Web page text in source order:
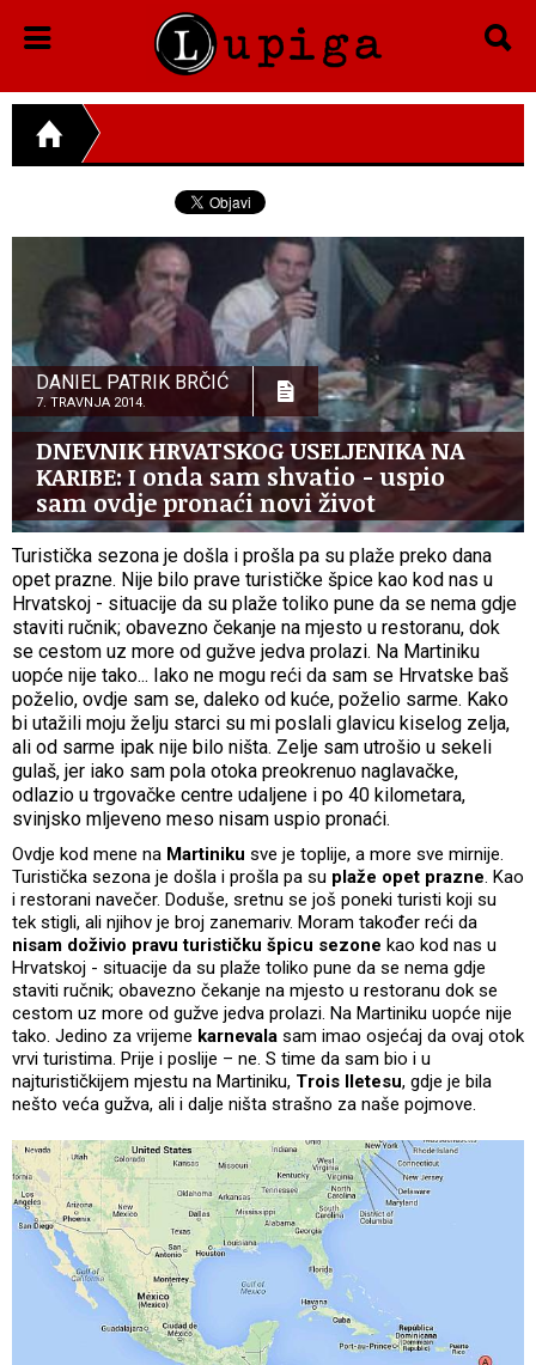
DANIEL PATRIK BRČIĆ
7. TRAVNJA 2014.
DNEVNIK HRVATSKOG USELJENIKA NA
KARIBE: I onda sam shvatio - uspio
sam ovdje pronaći novi život
Turistička sezona je došla i prošla pa su plaže preko dana
opet prazne. Nije bilo prave turističke špice kao kod nas u
Hrvatskoj - situacije da su plaže toliko pune da se nema gdje
staviti ručnik; obavezno čekanje na mjesto u restoranu, dok
se cestom uz more od gužve jedva prolazi. Na Martiniku
uopće nije tako... Iako ne mogu reći da sam se Hrvatske baš
poželio, ovdje sam se, daleko od kuće, poželio sarme. Kako
bi utažili moju želju starci su mi poslali glavicu kiselog zelja,
ali od sarme ipak nije bilo ništa. Zelje sam utrošio u sekeli
gulaš, jer iako sam pola otoka preokrenuo naglavačke,
odlazio u trgovačke centre udaljene i po 40 kilometara,
svinjsko mljeveno meso nisam uspio pronaći.
Ovdje kod mene na Martiniku sve je toplije, a more sve mirnije.
Turistička sezona je došla i prošla pa su plaže opet prazne. Kao
i restorani navečer. Doduše, sretnu se još poneki turisti koji su
tek stigli, ali njihov je broj zanemariv. Moram također reći da
nisam doživio pravu turističku špicu sezone kao kod nas u
Hrvatskoj - situacije da su plaže toliko pune da se nema gdje
staviti ručnik; obavezno čekanje na mjesto u restoranu dok se
cestom uz more od gužve jedva prolazi. Na Martiniku uopće nije
tako. Jedino za vrijeme karnevala sam imao osjećaj da ovaj otok
vrvi turistima. Prije i poslije – ne. S time da sam bio i u
najturističkijem mjestu na Martiniku, Trois Iletesu, gdje je bila
nešto veća gužva, ali i dalje ništa strašno za naše pojmove.